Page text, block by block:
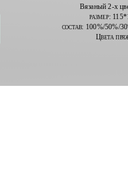
Вязаный 2-х
размер:
состав: 100%/50%/
Цвета